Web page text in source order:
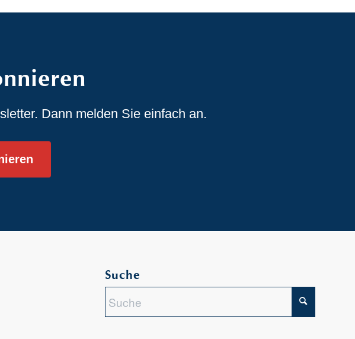
Dann melden Sie einfach an.
Suche